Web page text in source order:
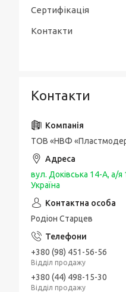
Сертифікація
Контакти
Контакти
ТОВ «НВФ
вул. Доківська 14-А, а/
Україна
Родіон Старцев
+380 (98) 451-56-56
Відділ продажу
+380 (44) 498-15-30
Відділ продажу